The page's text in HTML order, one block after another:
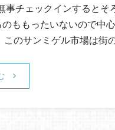
事チェックインすると
ももったいないので中
このサンミゲル市場は街